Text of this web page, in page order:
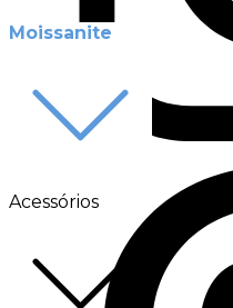
Moissanite
Acessórios